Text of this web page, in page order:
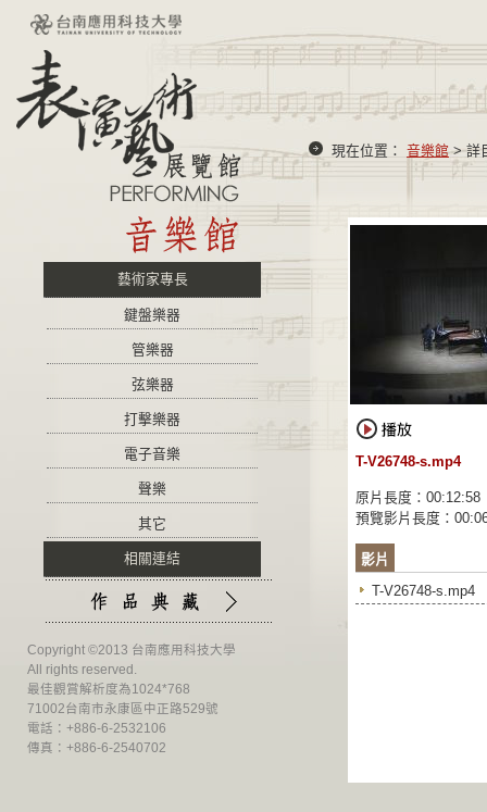
藝術家專長
鍵盤樂器
管樂器
弦樂器
打擊樂器
電子音樂
聲樂
其它
相關連結
Copyright ©2013 台南應用科技大學
All rights reserved.
最佳觀賞解析度為1024*768
71002台南市永康區中正路529號
電話：+886-6-2532106
傳真：+886-6-2540702
現在位置： 音樂館> 詳
T-V26748-s.mp4
原片長度：00:12:58
預覽影片長度：
影片
T-V26748-s.mp4